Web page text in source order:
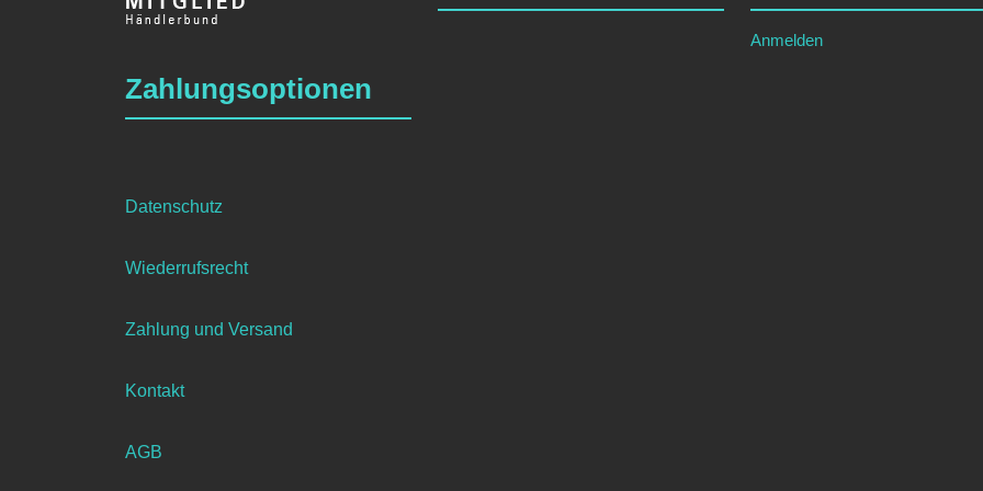
Zahlungsoptionen
Datenschutz
Wiederrufsrecht
Zahlung und Versand
Kontakt
AGB
Anmelden